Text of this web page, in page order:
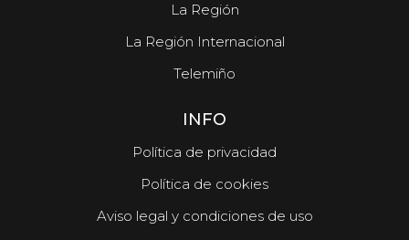
La Región
La Región Internacional
Telemiño
INFO
Política de privacidad
Política de cookies
Aviso legal y condiciones de uso